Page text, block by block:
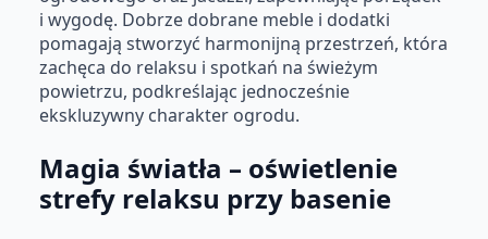
i wygodę. Dobrze dobrane meble i dodatki
pomagają stworzyć harmonijną przestrzeń, która
zachęca do relaksu i spotkań na świeżym
powietrzu, podkreślając jednocześnie
ekskluzywny charakter ogrodu.
Magia światła – oświetlenie
strefy relaksu przy basenie